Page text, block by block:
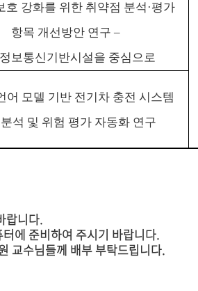
호 강화를 위한 취약점 분석 ·평가
항목 개선방안 연구 –
보통신기반시설을 중심으로
어 모델 기반 전기차 충전 시스템
석 및 위험 평가 자동화 연구
랍니다.
에 준비하여 주시기 바랍니다.
교수님들께 배부 부탁드립니다.